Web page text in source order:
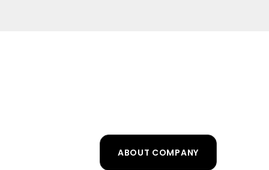
ABOUT COMPANY